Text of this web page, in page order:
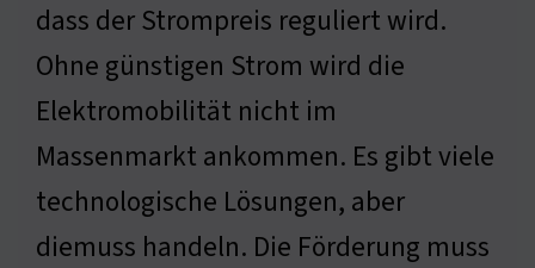
dass der Strompreis reguliert wird.
Ohne günstigen Strom wird die
Elektromobilität nicht im
Massenmarkt ankommen. Es gibt viele
technologische Lösungen, aber
diemuss handeln. Die Förderung muss